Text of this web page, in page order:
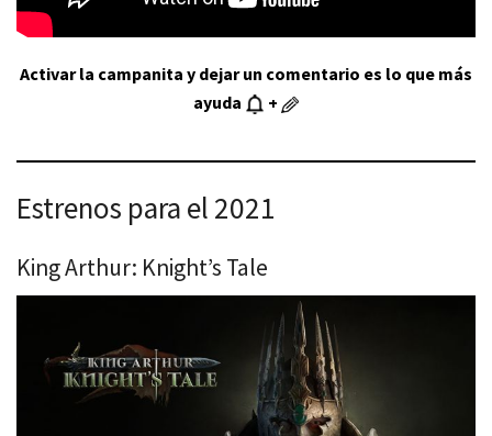
Activar la campanita y dejar un comentario es lo que más
ayuda
+
Estrenos para el 2021
King Arthur: Knight’s Tale